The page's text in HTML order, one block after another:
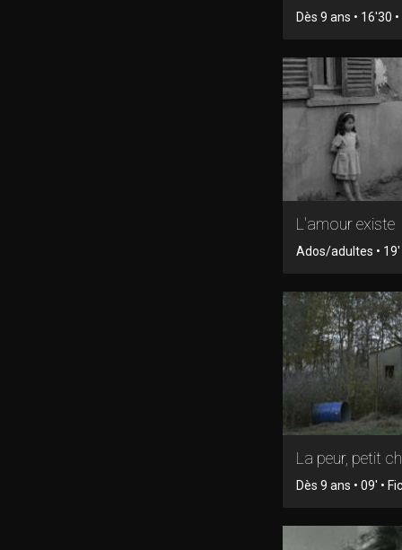
Dès 9 ans • 16'30
L'amour existe
Ados/adultes •
La peur, petit
Dès 9 ans • 09' •